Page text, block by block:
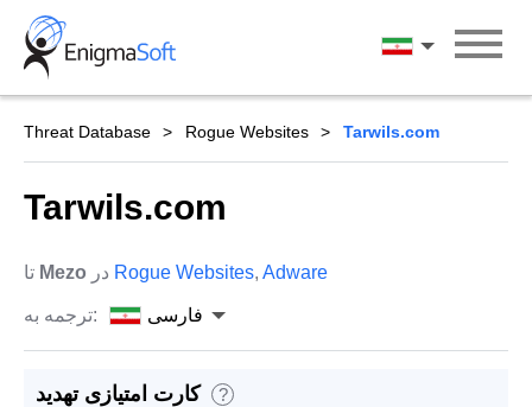
Skip
content
فارسی
Threat Database Rogue Websites Tarwils.com
Tarwils.com
Mezo Rogue Websites, Adware
ترجمه به: فارسی
کارت امتیازی تهدید ?